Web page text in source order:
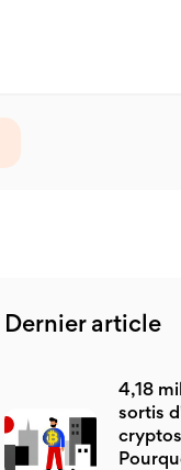
Dernier article
4,18
sortis